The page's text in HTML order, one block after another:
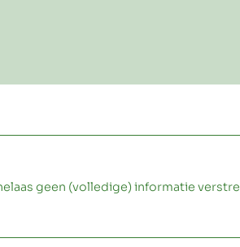
geen (volledige) informatie